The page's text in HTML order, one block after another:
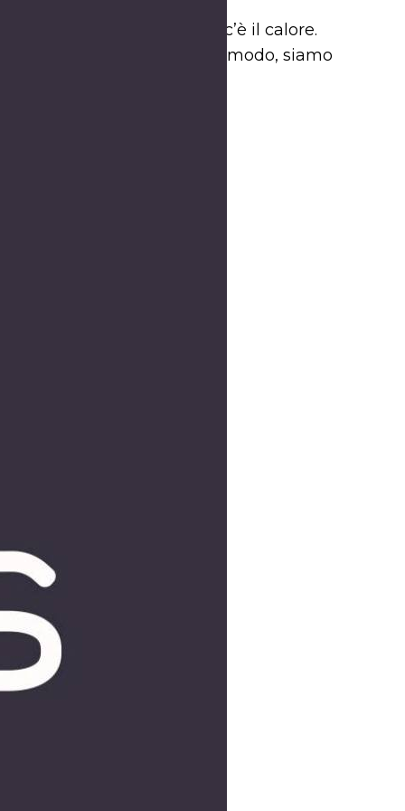
Alla base di tutto, c’è il calore.
di bruciarlo e, in questo modo, siamo